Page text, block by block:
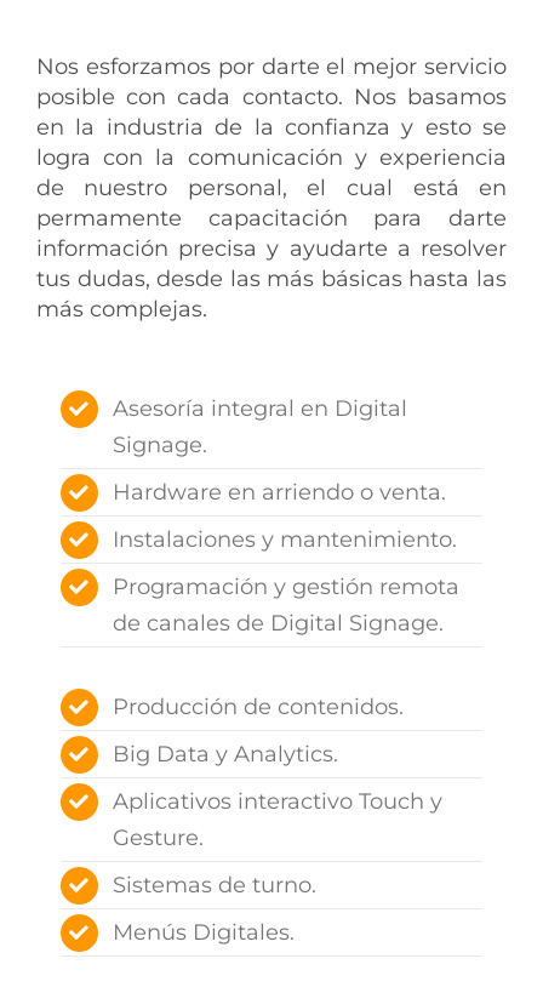
Nos esforzamos por darte el mejor servicio
posible con cada contacto. Nos basamos
en la industria de la confianza y esto se
logra con la comunicación y experiencia
de nuestro personal, el cual está en
permamente capacitación para darte
información precisa y ayudarte a resolver
tus dudas, desde las más básicas hasta las
más complejas.
Asesoría integral en Digital
Signage.
Hardware en arriendo o venta.
Instalaciones y mantenimiento.
Programación y gestión remota
de canales de Digital Signage.
Producción de contenidos.
Big Data y Analytics.
Aplicativos interactivo Touch y
Gesture.
Sistemas de turno.
Menús Digitales.